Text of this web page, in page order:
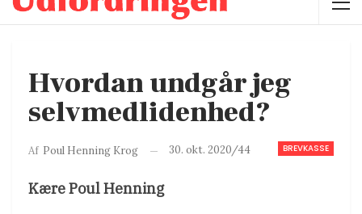
Hvordan undgår jeg
selvmedlidenhed?
BREVKASSE
Af Poul Henning Krog 30. okt. 2020/44
Kære Poul Henning